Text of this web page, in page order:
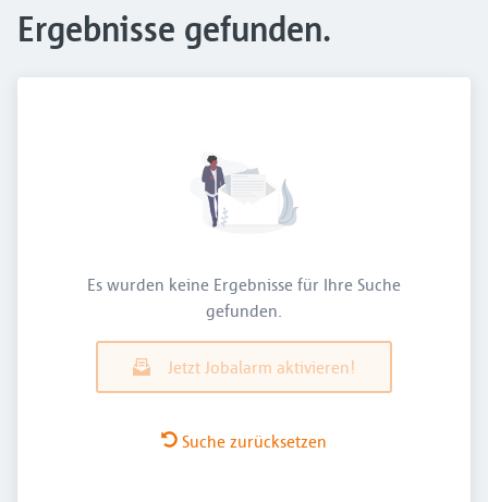
Ergebnisse gefunden.
Es wurden keine Ergebnisse für Ihre Suche
gefunden.
Jetzt Jobalarm aktivieren!
Suche zurücksetzen